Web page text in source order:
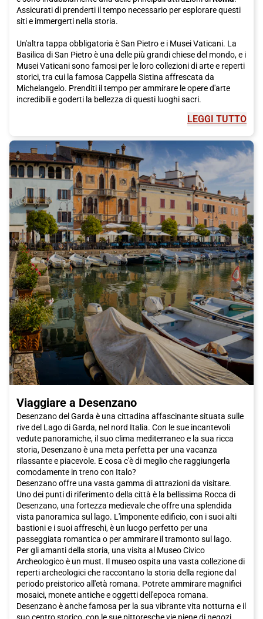
Assicurati di prenderti il tempo necessario per esplorare questi
siti e immergerti nella storia.
Un'altra tappa obbligatoria è San Pietro e i Musei Vaticani. La
Basilica di San Pietro è una delle più grandi chiese del mondo, e i
Musei Vaticani sono famosi per le loro collezioni di arte e reperti
storici, tra cui la famosa Cappella Sistina affrescata da
Michelangelo. Prenditi il tempo per ammirare le opere d'arte
incredibili e goderti la bellezza di questi luoghi sacri.
Il Pantheon è un altro sito imperdibile. Questo antico tempio
turistiche più famose di
Roma. È aperto al pubblico
gratuitamente e vale sicuramente la pena visitarlo.
Per un po' di fortuna, assicurati di visitare la Fontana di Trevi,
che è stata restaurata grazie agli investimenti della storica
maison italiana di moda Fendi. Fai un desiderio e lancia una
moneta nella fontana, secondo la tradizione locale. È
un'esperienza indimenticabile da fare durante il tuo soggiorno a
Roma.
Se vuoi goderti una vista mozzafiato sulla città, sali al
Gianicolo. Da qui potrai ammirare i tetti diRomae ammirare il
panorama spettacolare. È il posto perfetto per una passeggiata
tranquilla o una breve sosta panoramica.
La città eterna offre anche molte possibilità di shopping.
Intorno a Piazza di Spagna, troverai alcune delle vie più
esclusive al mondo, come via Condotti e via del Babuino, dove
potrai fare acquisti di lusso di alta moda italiana. Queste strade
sono punteggiate da negozi di marca famosi, come Armani,
Dolce e Gabbana e Prada. In alternativa, puoi esplorare Via del
Corso, che è un vero e proprio centro commerciale a cielo
La scena culinaria romana è rinomata in tutto il mondo. Mentre
sei aRoma
, assicurati di assaggiare piatti tipici come la cacio e
pepe o l'amatriciana, che ti faranno scoprire i sapori autentici
della cucina laziale. Per provare autentica cucina ebraica, puoi
visitare il Ghetto. I quartieri del Pigneto e San Lorenzo offrono
una vasta scelta di ristoranti trendy e trattorie economiche.
Inoltre, la nuova zona tra Garbatella e Ostiense offre una
varietà di opzioni, dal vino dei Castelli al buon sushi giapponese.
La capitale ospita inoltre grandi eventi durante tutto l'anno. Se
vuoi essere presente all'apertura del Giubileo straordinario della
misericordia, voluto da Papa Francesco l'8 dicembre, dovresti
sicuramente prenotare un viaggio in treno Italo per raggiungere
Roma
e assistere alle udienze papali.
Romaoffre una combinazione unica di storia, arte, cultura,
cucina e ospitalità. Che tu stia pianificando un weekend
romantico o una vacanza in famiglia, questa città ha qualcosa
da offrire a tutti. Non perdere l'opportunità di visitare
e
LEGGI TUTTO
Viaggiare a Desenzano
Desenzano del Garda è una cittadina affascinante situata sulle
rive del Lago di Garda, nel nord Italia. Con le sue incantevoli
vedute panoramiche, il suo clima mediterraneo e la sua ricca
storia, Desenzano è una meta perfetta per una vacanza
rilassante e piacevole. E cosa c'è di meglio che raggiungerla
comodamente in treno con Italo?
Desenzano offre una vasta gamma di attrazioni da visitare.
Uno dei punti di riferimento della città è la bellissima Rocca di
Desenzano, una fortezza medievale che offre una splendida
vista panoramica sul lago. L'imponente edificio, con i suoi alti
bastioni e i suoi affreschi, è un luogo perfetto per una
passeggiata romantica o per ammirare il tramonto sul lago.
Per gli amanti della storia, una visita al Museo Civico
Archeologico è un must. Il museo ospita una vasta collezione di
reperti archeologici che raccontano la storia della regione dal
periodo preistorico all'età romana. Potrete ammirare magnifici
mosaici, monete antiche e oggetti dell'epoca romana.
Desenzano è anche famosa per la sua vibrante vita notturna e il
suo centro storico, con le sue pittoresche vie piene di negozi,